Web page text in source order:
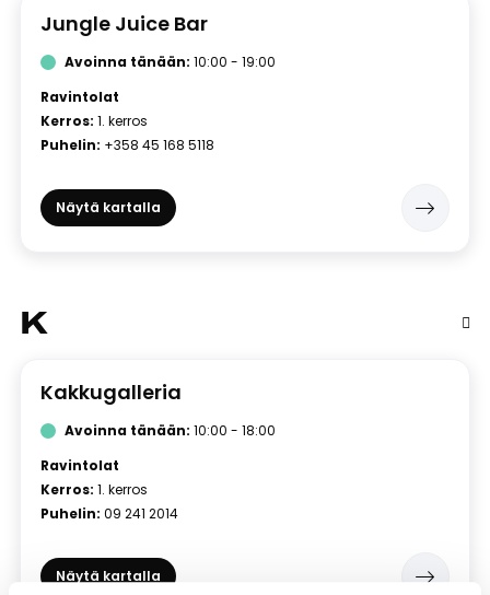
Jungle Juice Bar
Avoinna tänään: 10:00 - 19:00
Ravintolat
Kerros: 1. kerros
Puhelin: +358 45 168 5118
Näytä kartalla
K
Kakkugalleria
Avoinna tänään: 10:00 - 18:00
Ravintolat
Kerros: 1. kerros
Puhelin: 09 241 2014
Näytä kartalla